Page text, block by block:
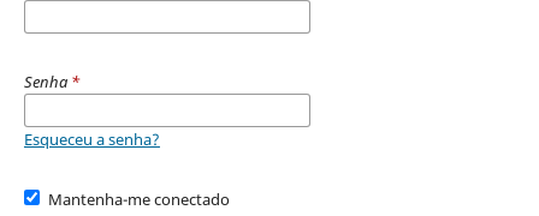
Senha *
Esqueceu a senha?
Mantenha-me conectado